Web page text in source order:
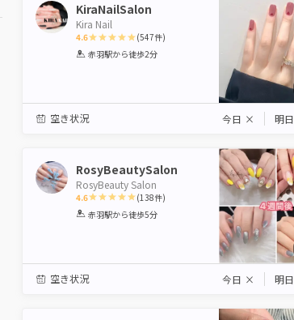
KiraNailSalon
Kira Nail
4.6
1 2 3 4 5
(547件)
赤羽駅から徒歩2分
空き状況 今日 × 明日
RosyBeautySalon
RosyBeauty Salon
4.6
1 2 3 4 5
(138件)
赤羽駅から徒歩5分
空き状況 今日 × 明日